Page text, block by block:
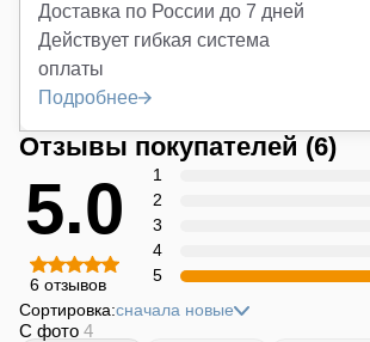
Доставка по России до 7 дней
Действует гибкая система
оплаты
Подробнее
Отзывы покупателей (6)
5.0
6 отзывов
1
2
3
4
5
Сортировка:сначала новые
С фото 4